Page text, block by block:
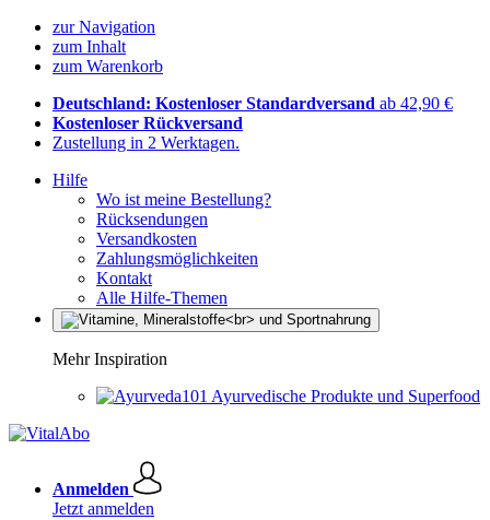
zur Navigation
zum Inhalt
zum Warenkorb
Deutschland: Kostenloser Standardversand ab 42,90 €
Kostenloser Rückversand
Zustellung in 2 Werktagen.
Hilfe
Wo ist meine Bestellung?
Rücksendungen
Versandkosten
Zahlungsmöglichkeiten
Kontakt
Alle Hilfe-Themen
Mehr Inspiration
Ayurvedische Produkte und Superfood
Anmelden
Jetzt anmelden